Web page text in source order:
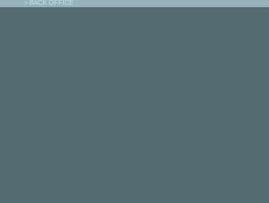
> BACK OFFICE